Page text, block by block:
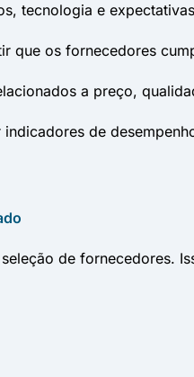
tecnologia e
que os fornecedores
a preço,
indicadores de
de fornecedores.